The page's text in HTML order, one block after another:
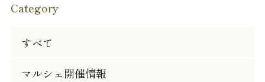
Category
すべて
マルシェ開催情報